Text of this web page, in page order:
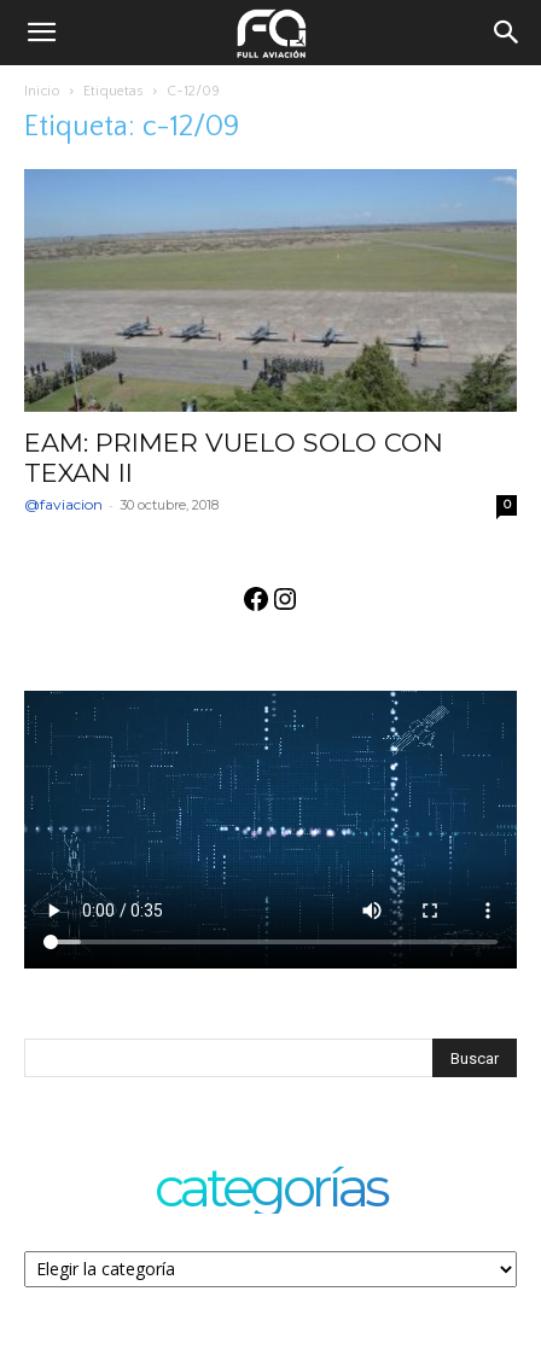
Inicio Etiquetas C-12/09
Etiqueta: c-12/09
EAM: PRIMER VUELO SOLO CON
TEXAN II
@faviacion - 30 octubre, 2018 0
Facebook
Instagram
categorías
Categorías